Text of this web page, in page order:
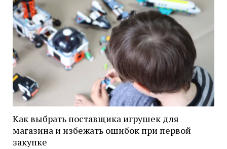
Как выбрать поставщика игрушек для
магазина и избежать ошибок при первой
закупке